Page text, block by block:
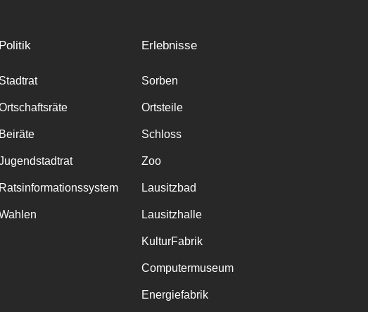
Politik
Stadtrat
Beiräte
Ratsinformationssystem
Erlebnisse
Sorben
Ortsteile
Schloss
Zoo
Lausitzbad
Lausitzhalle
KulturFabrik
Computermuseum
Energiefabrik